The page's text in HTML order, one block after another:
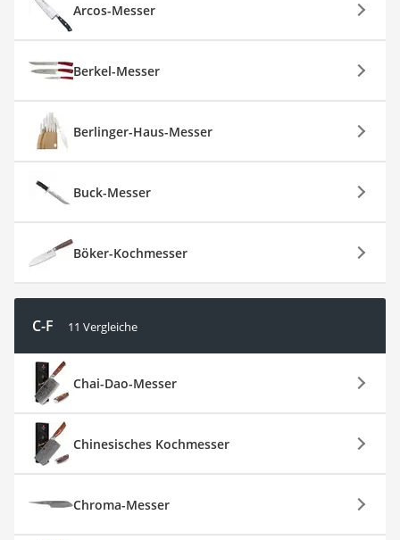
Arcos-Messer
Berkel-Messer
Berlinger-Haus-Messer
Buck-Messer
Böker-Kochmesser
C-F 11 Vergleiche
Chai-Dao-Messer
Chinesisches Kochmesser
Chroma-Messer